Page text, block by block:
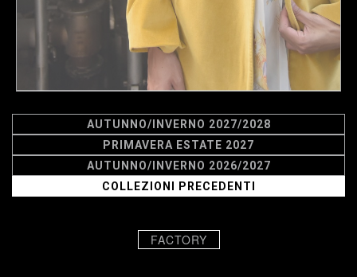
AUTUNNO/INVERNO 2027/2028
PRIMAVERA ESTATE 2027
AUTUNNO/INVERNO 2026/2027
COLLEZIONI PRECEDENTI
FACTORY